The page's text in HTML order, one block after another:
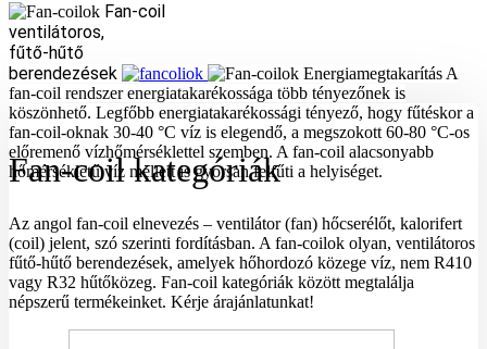
Fan-coil
ventilátoros,
fűtő-hűtő
berendezések
Energiamegtakarítás A
fan-coil rendszer energiatakarékossága több tényezőnek is
köszönhető. Legfőbb energiatakarékossági tényező, hogy fűtéskor a
fan-coil-oknak 30-40 °C víz is elegendő, a megszokott 60-80 °C-os
előremenő vízhőmérséklettel szemben. A fan-coil alacsonyabb
hőmérsékletű víz mellett is gyorsan felfűti a helyiséget.
Fan-coil kategóriák
Az angol fan-coil elnevezés – ventilátor (fan) hőcserélőt, kalorifert
(coil) jelent, szó szerinti fordításban. A fan-coilok olyan, ventilátoros
fűtő-hűtő berendezések, amelyek hőhordozó közege víz, nem R410
vagy R32 hűtőközeg. Fan-coil kategóriák között megtalálja
népszerű termékeinket. Kérje árajánlatunkat!